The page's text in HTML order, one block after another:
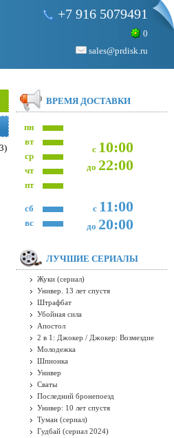
+7 916 5079491
0
sales@prdisk.ru
ВРЕМЯ ДОСТАВКИ
пн
с 10:00
до 22:00
вт
ср
чт
пт
с 11:00
до 20:00
сб
вс
ЛУЧШИЕ СЕРИАЛЫ
Жуки (сериал)
Универ. 13 лет спустя
Штрафбат
Убойная сила
Апостол
2 в 1: Джокер / Джокер: Возмездие
Молодежка
Шпионка
Универ
Сваты
Последний бронепоезд
Универ: 10 лет спустя
Туман (сериал)
Гудбай (сериал 2024)